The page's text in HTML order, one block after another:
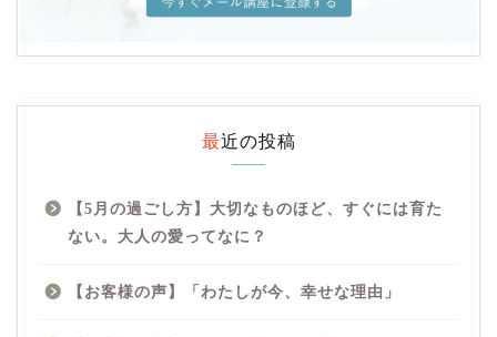
最近の投稿
【5月の過ごし方】大切なものほど、すぐには育た
ない。大人の愛ってなに？
【お客様の声】「わたしが今、幸せな理由」